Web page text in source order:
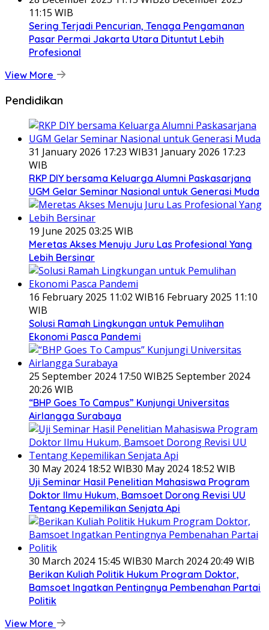
11:15 WIB
Sering Terjadi Pencurian, Tenaga Pengamanan
Pasar Permai Jakarta Utara Dituntut Lebih
Profesional
View More
Pendidikan
31 January 2026 17:23 WIB31 January 2026 17:23
WIB
RKP DIY bersama Keluarga Alumni Paskasarjana
UGM Gelar Seminar Nasional untuk Generasi Muda
19 June 2025 03:25 WIB
Meretas Akses Menuju Juru Las Profesional Yang
Lebih Bersinar
16 February 2025 11:02 WIB16 February 2025 11:10
WIB
Solusi Ramah Lingkungan untuk Pemulihan
Ekonomi Pasca Pandemi
25 September 2024 17:50 WIB25 September 2024
20:26 WIB
“BHP Goes To Campus” Kunjungi Universitas
Airlangga Surabaya
30 May 2024 18:52 WIB30 May 2024 18:52 WIB
Uji Seminar Hasil Penelitian Mahasiswa Program
Doktor Ilmu Hukum, Bamsoet Dorong Revisi UU
Tentang Kepemilikan Senjata Api
30 March 2024 15:45 WIB30 March 2024 20:49 WIB
Berikan Kuliah Politik Hukum Program Doktor,
Bamsoet Ingatkan Pentingnya Pembenahan Partai
Politik
View More